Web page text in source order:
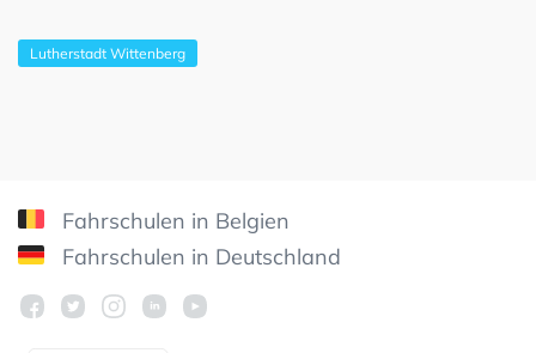
Lutherstadt Wittenberg
Fahrschulen in Belgien
Fahrschulen in Deutschland